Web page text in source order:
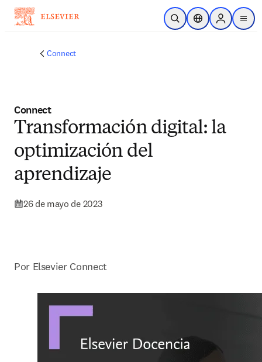
Saltar al contenido principal
Abrir búsqueda
Selector deSign in to
menu
Connect
Connect
Transformación digital: la
optimización del
aprendizaje
26 de mayo de 2023
Por Elsevier Connect